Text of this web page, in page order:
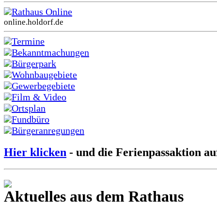
Rathaus Online
online.holdorf.de
Termine
Bekanntmachungen
Bürgerpark
Wohnbaugebiete
Gewerbegebiete
Film & Video
Ortsplan
Fundbüro
Bürgeranregungen
Hier klicken - und die Ferienpassaktion
Aktuelles aus dem Rathaus